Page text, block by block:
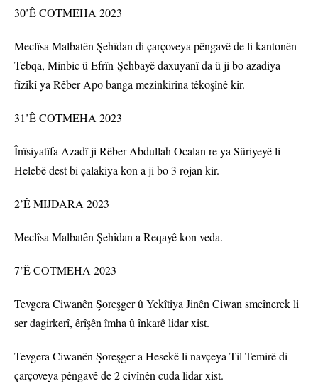
30’Ê COTMEHA 2023
Meclîsa Malbatên Şehîdan di çarçoveya pêngavê de li kantonên
Tebqa, Minbic û Efrîn-Şehbayê daxuyanî da û ji bo azadiya
fîzîkî ya Rêber Apo banga mezinkirina têkoşînê kir.
31’Ê COTMEHA 2023
Înîsiyatîfa Azadî ji Rêber Abdullah Ocalan re ya Sûriyeyê li
Helebê dest bi çalakiya kon a ji bo 3 rojan kir.
2’Ê MIJDARA 2023
Meclîsa Malbatên Şehîdan a Reqayê kon veda.
7’Ê COTMEHA 2023
Tevgera Ciwanên Şoreşger û Yekîtiya Jinên Ciwan smeînerek li
ser dagirkerî, êrîşên îmha û înkarê lidar xist.
Tevgera Ciwanên Şoreşger a Hesekê li navçeya Til Temirê di
çarçoveya pêngavê de 2 civînên cuda lidar xist.